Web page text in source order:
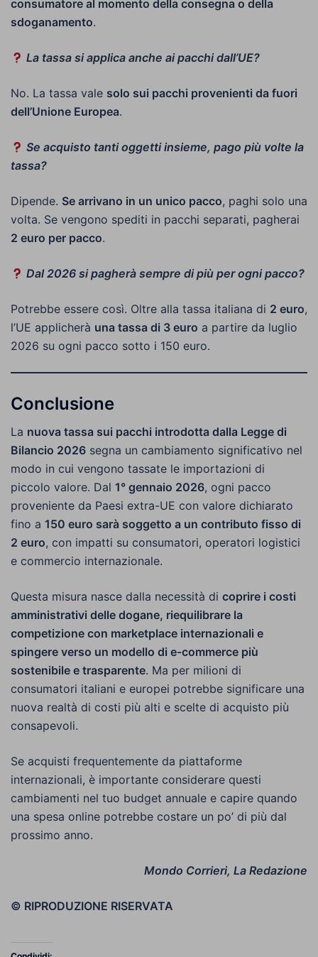
consumatore al momento della consegna o della
sdoganamento.
La tassa si applica anche ai pacchi dall’UE?
No. La tassa vale solo sui pacchi provenienti da fuori
dell’Unione Europea.
Se acquisto tanti oggetti insieme, pago più volte la
tassa?
Dipende. Se arrivano in un unico pacco, paghi solo una
volta. Se vengono spediti in pacchi separati, pagherai
2 euro per pacco.
Dal 2026 si pagherà sempre di più per ogni pacco?
Potrebbe essere così. Oltre alla tassa italiana di 2 euro,
l’UE applicherà una tassa di 3 euro a partire da luglio
2026 su ogni pacco sotto i 150 euro.
Conclusione
La nuova tassa sui pacchi introdotta dalla Legge di
Bilancio 2026 segna un cambiamento significativo nel
modo in cui vengono tassate le importazioni di
piccolo valore. Dal 1° gennaio 2026, ogni pacco
proveniente da Paesi extra-UE con valore dichiarato
fino a 150 euro sarà soggetto a un contributo fisso di
2 euro, con impatti su consumatori, operatori logistici
e commercio internazionale.
Questa misura nasce dalla necessità di coprire i costi
amministrativi delle dogane, riequilibrare la
competizione con marketplace internazionali e
spingere verso un modello di e-commerce più
sostenibile e trasparente. Ma per milioni di
consumatori italiani e europei potrebbe significare una
nuova realtà di costi più alti e scelte di acquisto più
consapevoli.
Se acquisti frequentemente da piattaforme
internazionali, è importante considerare questi
cambiamenti nel tuo budget annuale e capire quando
una spesa online potrebbe costare un po’ di più dal
prossimo anno.
Mondo Corrieri, La Redazione
© RIPRODUZIONE RISERVATA